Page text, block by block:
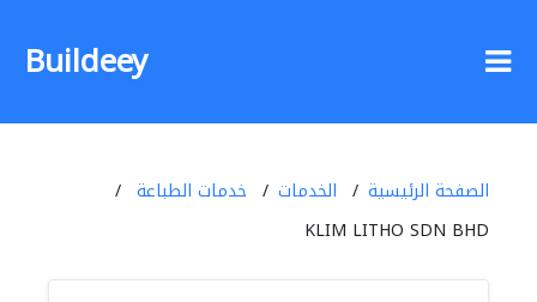
Buildeey
الصفحة الرئيسية الخدمات
خدمات الطباعة
KLIM LITHO SDN BHD